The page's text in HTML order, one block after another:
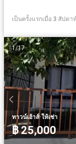
เป็นครั้งแรกเมื่อ 3 สัปดา
1/17
ทาวน์เฮ้าส์·ให้เช่า
฿ 25,000